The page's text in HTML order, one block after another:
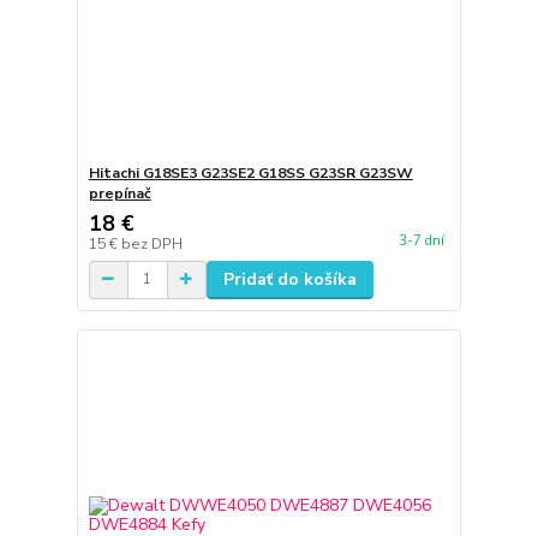
Hitachi G18SE3 G23SE2 G18SS G23SR G23SW
prepínač
18 €
15 € bez DPH 3-7 dní
Pridať do košíka